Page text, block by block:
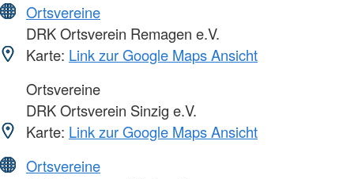
Ortsvereine
DRK Ortsverein Remagen e.V.
Karte: Link zur Google Maps Ansicht
Ortsvereine
DRK Ortsverein Sinzig e.V.
Karte: Link zur Google Maps Ansicht
Ortsvereine